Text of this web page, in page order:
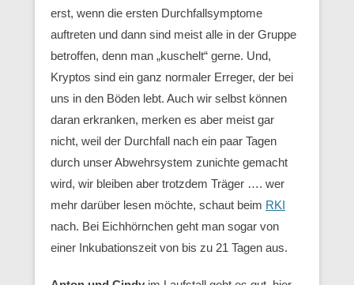
erst, wenn die ersten Durchfallsymptome
auftreten und dann sind meist alle in der Gruppe
betroffen, denn man „kuschelt“ gerne. Und,
Kryptos sind ein ganz normaler Erreger, der bei
uns in den Böden lebt. Auch wir selbst können
daran erkranken, merken es aber meist gar
nicht, weil der Durchfall nach ein paar Tagen
durch unser Abwehrsystem zunichte gemacht
wird, wir bleiben aber trotzdem Träger …. wer
mehr darüber lesen möchte, schaut beim RKI
nach. Bei Eichhörnchen geht man sogar von
einer Inkubationszeit von bis zu 21 Tagen aus.